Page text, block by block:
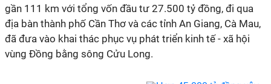
gần 111 km với tổng vốn đầu tư 27.500 tỷ đồng, đi qua
địa bàn thành phố Cần Thơ và các tỉnh An Giang, Cà Mau,
đã đưa vào khai thác phục vụ phát triển kinh tế - xã hội
vùng Đồng bằng sông Cửu Long.